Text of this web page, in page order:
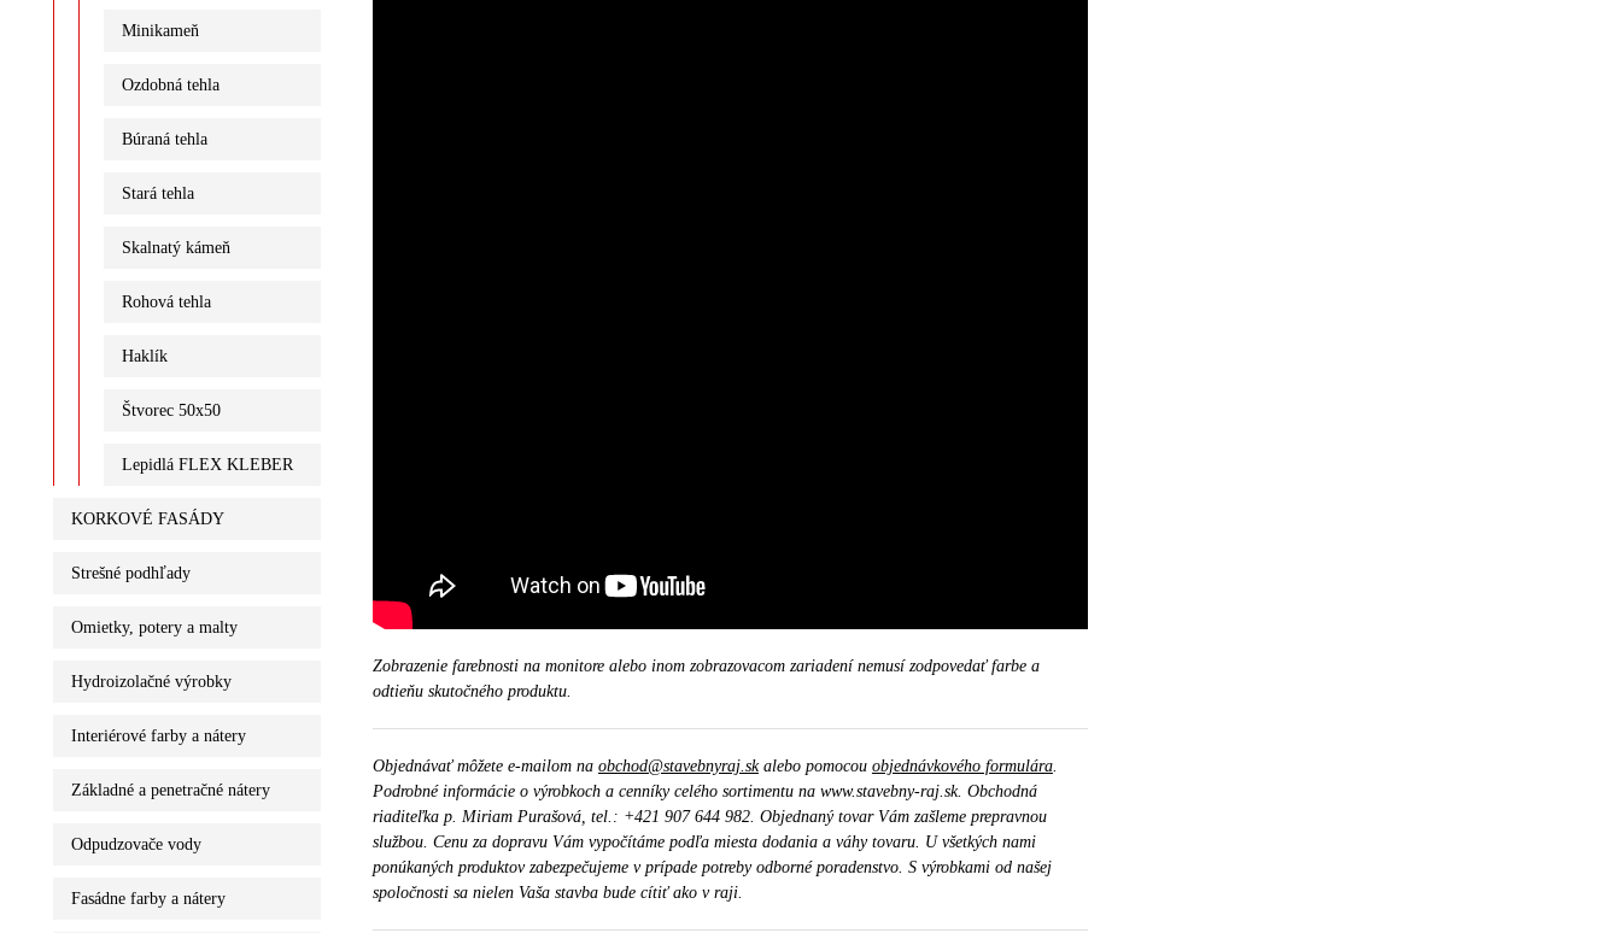
Minikameň
Ozdobná tehla
Búraná tehla
Stará tehla
Skalnatý kámeň
Rohová tehla
Haklík
Štvorec 50x50
Lepidlá FLEX KLEBER
KORKOVÉ FASÁDY
Strešné podhľady
Omietky, potery a malty
Hydroizolačné výrobky
Interiérové farby a nátery
Základné a penetračné nátery
Odpudzovače vody
Fasádne farby a nátery
Zobrazenie farebnosti na monitore alebo inom zobrazovacom zariadení nemusí zodpovedať farbe a
odtieňu skutočného produktu.
Objednávať môžete e-mailom na obchod@stavebnyraj.skalebo pomocou objednávkového formulára.
Podrobné informácie o výrobkoch a cenníky celého sortimentu na www.stavebny-raj.sk. Obchodná
riaditeľka p. Miriam Purašová, tel.: +421 907 644 982. Objednaný tovar Vám zašleme prepravnou
službou. Cenu za dopravu Vám vypočítáme podľa miesta dodania a váhy tovaru. U všetkých nami
ponúkaných produktov zabezpečujeme v prípade potreby odborné poradenstvo. S výrobkami od našej
spoločnosti sa nielen Vaša stavba bude cítiť ako v raji.